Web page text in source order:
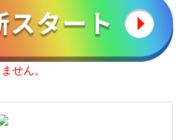
せん。